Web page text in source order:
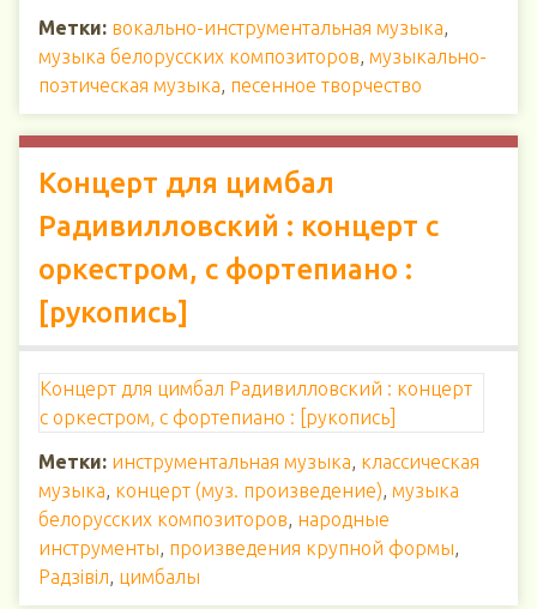
Метки: вокально-инструментальная музыка,
музыка белорусских композиторов, музыкально-
поэтическая музыка, песенное творчество
Концерт для цимбал
Радивилловский : концерт с
оркестром, с фортепиано :
[рукопись]
Концерт для цимбал Радивилловский : концерт
с оркестром, с фортепиано : [рукопись]
Метки: инструментальная музыка, классическая
музыка, концерт (муз. произведение), музыка
белорусских композиторов, народные
инструменты, произведения крупной формы,
Радзiвiл, цимбалы